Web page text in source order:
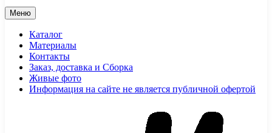
Меню
Каталог
Материалы
Контакты
Заказ, доставка и Сборка
Живые фото
Информация на сайте не является публичной офертой